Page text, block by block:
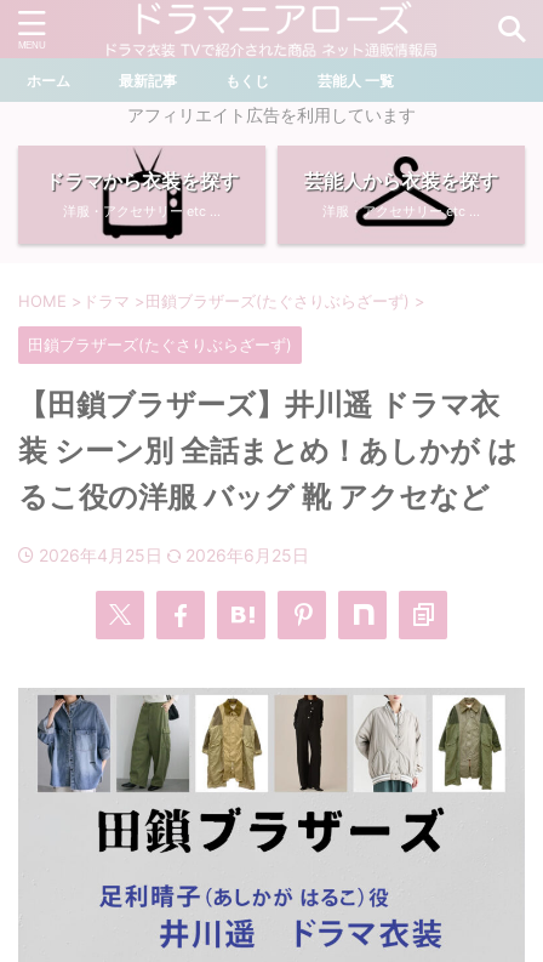
＼ ドラマ・芸能人を検索 ／
おすすめ検索ワード
川口春奈
・石原さとみ
・菜々緒
・堀田真由
・ 多部未華子
広瀬すず
あのクズ
・若草物語
・ 畑芽育
・
・ わたしの宝物
・ ライオンの隠れ家
・サイレント
・ワンピース
・ 腕時計
ホーム 最新記事 もくじ 芸能人 一覧
アフィリエイト広告を利用しています
ドラマから衣装を探す
洋服・アクセサリー etc ...
芸能人から衣装を探す
洋服・アクセサリー etc ...
HOME > ドラマ >田鎖ブラザーズ(たぐさりぶらざーず) >
田鎖ブラザーズ(たぐさりぶらざーず)
【田鎖ブラザーズ】井川遥 ドラマ衣
装 シーン別 全話まとめ！あしかが は
るこ役の洋服 バッグ 靴 アクセなど
2026年4月25日 2026年6月25日